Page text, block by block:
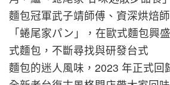
麵包冠軍武子靖師傅、資深烘焙
「蜷尾家パン」，在歐式麵包興
式麵包，不斷尋找與研發台式
麵包的迷人風味，2023 年正式回